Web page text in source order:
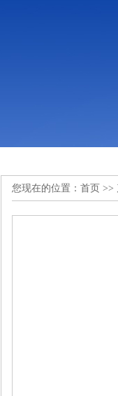
您现在的位置： 首页 >>